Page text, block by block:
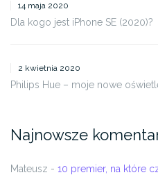
14 maja 2020
Dla kogo jest iPhone SE (2020)?
2 kwietnia 2020
Philips Hue – moje nowe
Najnowsze
Mateusz - 10 premier, na które